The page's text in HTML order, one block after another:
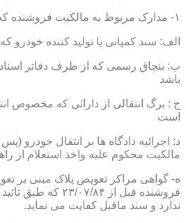
۱- مدارک مربوط به مالکیت فروشنده که عبارتند از
الف: سند کمپانی یا تولید کننده خودرو
ب: بنچاق رسمی که از طرف دفاتر
باشد
ج : برگ انتقالی از دارائی که مخصوص
است
د: اجرائیه دادگاه ها بر انتقال خودرو
مالکیت محکوم علیه واخذ استعلام از
ه- گواهی مراکز تعویض پلاک مبنی بر
فروشنده قبل از ۲۳/
ندارد و سند ماقبل کفایت می نماید.